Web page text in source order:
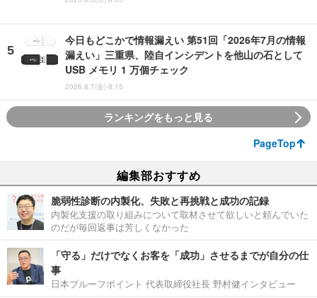
今日もどこかで情報漏えい 第51回「2026年7月の情報
漏えい」三重県、陸自インシデントを他山の石として
USB メモリ 1 万個チェック
2026.8.7(金) 8:15
ランキングをもっと見る
PageTop
編集部おすすめ
脆弱性診断の内製化、失敗と再挑戦と成功の記録
内製化支援の取り組みについて取材させて欲しいと頼んでいた
のだが毎回返事は芳しくなかった
「守る」だけでなくお客を「成功」させるまでが自分の仕
事
日本プルーフポイント 代表取締役社長 野村健インタビュー